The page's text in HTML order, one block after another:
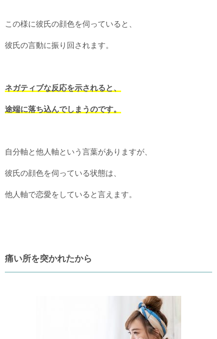
この様に彼氏の顔色を伺っていると、
彼氏の言動に振り回されます。
ネガティブな反応を示されると、
途端に落ち込んでしまうのです。
自分軸と他人軸という言葉がありますが、
彼氏の顔色を伺っている状態は、
他人軸で恋愛をしていると言えます。
痛い所を突かれたから